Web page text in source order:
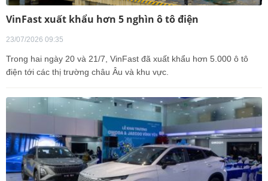
VinFast xuất khẩu hơn 5 nghìn ô tô điện
23/07/2026 09:35
Trong hai ngày 20 và 21/7, VinFast đã xuất khẩu hơn 5.000 ô tô
điện tới các thị trường châu Âu và khu vực.